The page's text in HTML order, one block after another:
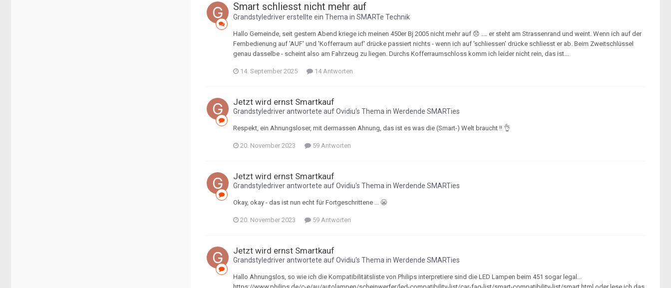
Smart schliesst nicht mehr auf
Grandstyledrivererstellte ein Thema in SMARTe Technik
Hallo Gemeinde, seit gestern Abend kriege ich meinen 450er Bj 2005 nicht mehr auf 😞 .... er steht am Strassenrand und weint. Wenn ich auf der
Fernbedienung auf 'AUF' und 'Kofferraum auf' drücke passiert nichts - wenn ich auf 'schliessen' drücke schliesst er ab. Beim Zweitschlüssel
genau dasselbe - scheint also am Fahrzeug zu liegen. Durchs Kofferraumschloss komm ich leider nicht rein, das ist...
14. September 2025 14 Antworten
Jetzt wird ernst Smartkauf
Grandstyledriverantwortete aufOvidiu's Thema in Werdende SMARTies
Respekt, ein Ahnungsloser, mit dermassen Ahnung, das ist es was die (Smart-) Welt braucht !! 👌
20. November 2023 59 Antworten
Jetzt wird ernst Smartkauf
Grandstyledriverantwortete aufOvidiu's Thema in Werdende SMARTies
Okay, okay - das ist nun echt für Fortgeschrittene ... 😬
20. November 2023 59 Antworten
Jetzt wird ernst Smartkauf
Grandstyledriverantwortete aufOvidiu's Thema in Werdende SMARTies
Hallo Ahnungslos, so wie ich die Kompatibilitätsliste von Philips interpretiere sind die LED Lampen beim 451 sogar legal...